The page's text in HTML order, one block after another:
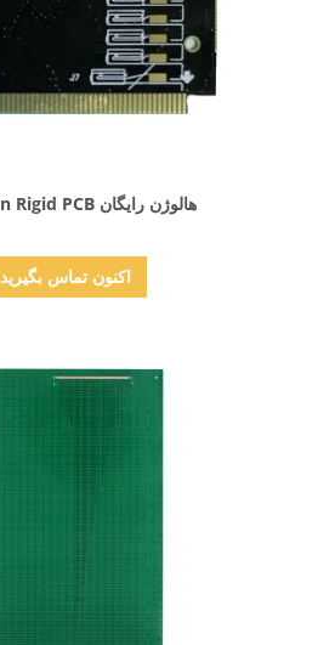
هالوژن رایگان Ultrathin Rigid PCB
اکنون تماس بگیرید